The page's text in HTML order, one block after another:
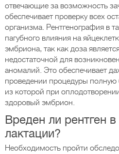
отвечающие за возможность
обеспечивает проверку всех
организма. Рентгенография в
пагубного влияния на
эмбриона, так как доза
недостаточной для
аномалий. Это обеспечивает
проведении процедуры полную
из которой при
здоровый эмбрион.
Вреден ли рентген
лактации?
Необходимость пройти